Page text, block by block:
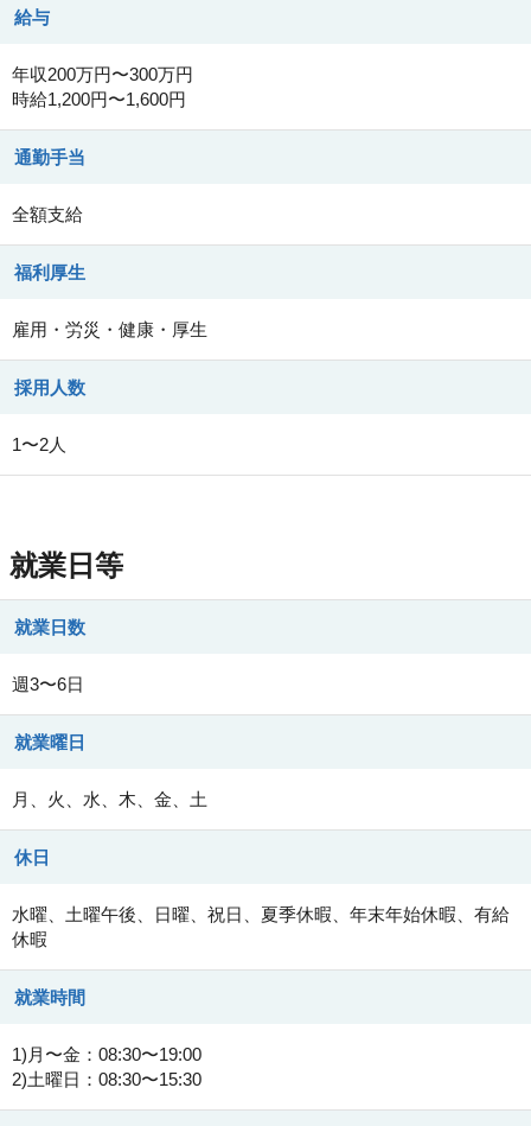
給与
年収200万円〜300万円
時給1,200円〜1,600円
通勤手当
全額支給
福利厚生
雇用・労災・健康・厚生
採用人数
1〜2人
就業日等
就業日数
週3〜6日
就業曜日
月、火、水、木、金、土
休日
水曜、土曜午後、日曜、祝日、夏季休暇、年末年始休暇、有給
休暇
就業時間
1)月〜金：08:30〜19:00
2)土曜日：08:30〜15:30